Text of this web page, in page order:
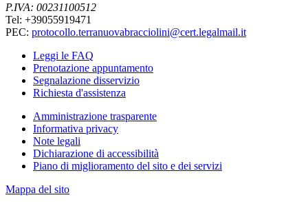
P.IVA: 00231100512
Tel: +39055919471
PEC: protocollo.terranuovabracciolini@cert.legalmail.it
Leggi le FAQ
Prenotazione appuntamento
Segnalazione disservizio
Richiesta d'assistenza
Amministrazione trasparente
Informativa privacy
Note legali
Dichiarazione di accessibilità
Piano di miglioramento del sito e dei servizi
Mappa del sito